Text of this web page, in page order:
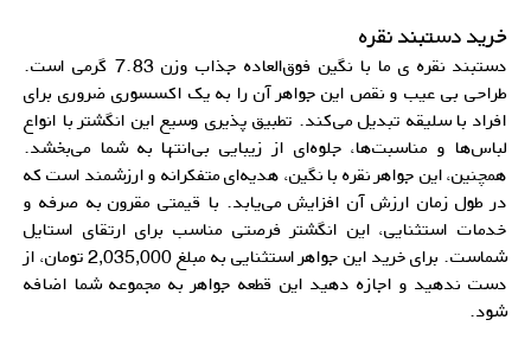
خرید دستبند نقره
دستبند نقره‌ ی ما با نگین فوق‌العاده جذاب وزن 7.83 گرمی است.
طراحی بی عیب و نقص این جواهر آن را به یک اکسسوری ضروری برای
افراد با سلیقه تبدیل می‌کند. تطبیق پذیری وسیع این انگشتر با انواع
لباس‌ها و مناسبت‌ها، جلوه‌ای از زیبایی بی‌انتها به شما می‌بخشد.
همچنین، این جواهر نقره با نگین، هدیه‌ای متفکرانه و ارزشمند است که
در طول زمان ارزش آن افزایش می‌یابد. با قیمتی مقرون به صرفه و
خدمات استثنایی، این انگشتر فرصتی مناسب برای ارتقای استایل
شماست. برای خرید این جواهر استثنایی به مبلغ 2,035,000 تومان، از
دست ندهید و اجازه دهید این قطعه جواهر به مجموعه شما اضافه
شود.